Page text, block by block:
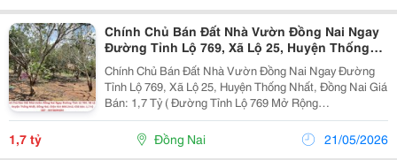
Chính Chủ Bán Đất Nhà Vườn Đồng Nai Ngay
Đường Tỉnh Lộ 769, Xã Lộ 25, Huyện Thống
Nhất, Đồng Nai
Chính Chủ Bán Đất Nhà Vườn Đồng Nai Ngay Đường
Tỉnh Lộ 769, Xã Lộ 25, Huyện Thống Nhất, Đồng Nai Giá
Bán: 1,7 Tỷ ( Đường Tỉnh Lộ 769 Mở Rộng
38M).Lh*978694694 - Cần Bán Gấp Đất Vườn Trồng Cây
Lâu Năm Đồng Nai Giá Rẻ - Diện Tích 606.2M2, Shr -...
1,7 tỷ Đồng Nai 21/05/2026